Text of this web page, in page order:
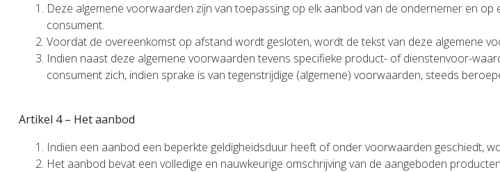
Deze algemene voorwaarden zijn van toepassing op elk aanbod van de ondernemer en
consument.
Voordat de overeenkomst op afstand wordt gesloten, wordt de tekst van deze algemene
Indien naast deze algemene voorwaarden tevens specifieke product- of dienstenvoor-
consument zich, indien sprake is van tegenstrijdige (algemene) voorwaarden, steeds
Artikel 4 – Het aanbod
Indien een aanbod een beperkte geldigheidsduur heeft of onder voorwaarden geschiedt,
Het aanbod bevat een volledige en nauwkeurige omschrijving van de aangeboden